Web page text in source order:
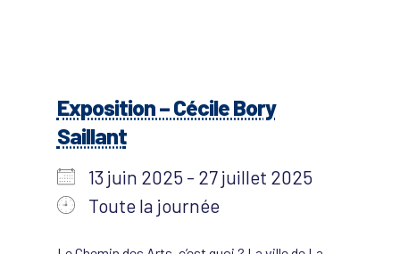
Exposition – Cécile Bory
Saillant
13 juin 2025 - 27 juillet 2025
Toute la journée